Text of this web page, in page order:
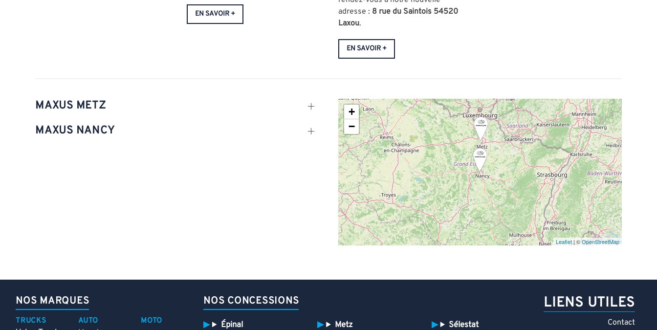
EN SAVOIR +
adresse : 8 rue du Saintois 54520
Laxou.
EN SAVOIR +
MAXUS METZ
MAXUS NANCY
+
−
Leaflet| ©OpenStreetMap
NOS MARQUES
TRUCKS AUTO MOTO
NOS CONCESSIONS
Épinal Metz Sélestat
LIENS UTILES
Contact